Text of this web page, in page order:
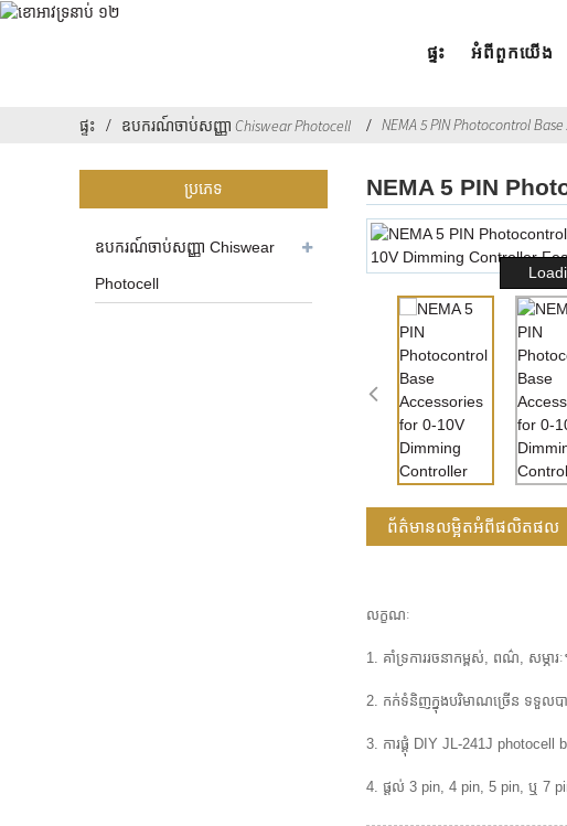
ផ្ទះ អំពី​ពួក​យើង
ផ្ទះ ឧបករណ៍ចាប់សញ្ញា Chiswear Photocell NEMA 5 PIN Photocontrol
ប្រភេទ
ឧបករណ៍ចាប់សញ្ញា Chiswear
Photocell
NEMA 5 PIN
ព័ត៌មានលម្អិតអំពីផលិតផល
លក្ខណៈ
1. គាំទ្រការរចនាកម្ពស់, ពណ៌, សម្ភារៈ
2. កក់ទំនិញក្នុងបរិមាណច្រើន ទទួលបាន
3. ការផ្គុំ DIY JL-241J
4. ផ្តល់ 3 pin, 4 pin, 5 pin, ឬ 7